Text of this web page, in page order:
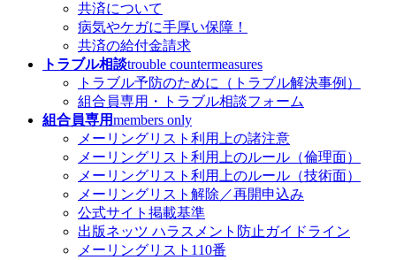
共済について
病気やケガに手厚い保障！
共済の給付金請求
トラブル相談trouble countermeasures
トラブル予防のために（トラブル解決事例）
組合員専用・トラブル相談フォーム
組合員専用members only
メーリングリスト利用上の諸注意
メーリングリスト利用上のルール（倫理面）
メーリングリスト利用上のルール（技術面）
メーリングリスト解除／再開申込み
公式サイト掲載基準
出版ネッツ ハラスメント防止ガイドライン
メーリングリスト110番